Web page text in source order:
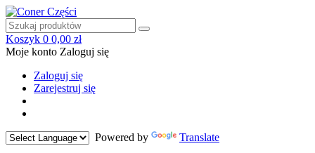
Koszyk 0 0,00 zł
Moje konto Zaloguj się
Zaloguj się
Zarejestruj się
Powered by Translate